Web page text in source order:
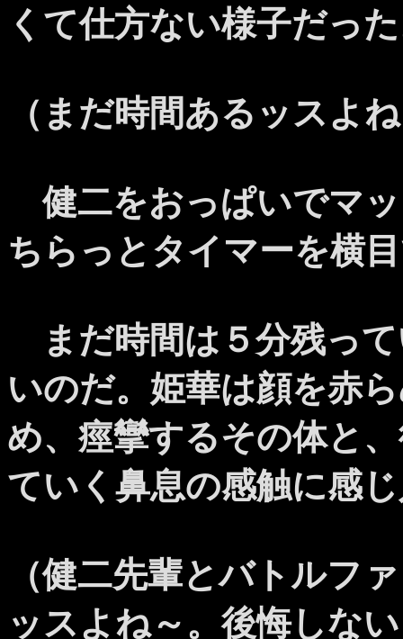
くて仕方ない様子だっ
（まだ時間あるッスよ
健二をおっぱいでマ
ちらっとタイマーを横
まだ時間は５分残っ
いのだ。姫華は顔を赤
め、痙攣するその体と
ていく鼻息の感触に感
（健二先輩とバトルフ
ッスよね～。後悔しな